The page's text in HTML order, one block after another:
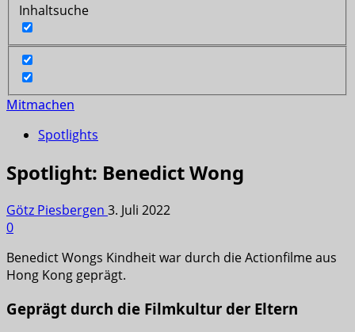
Inhaltsuche
Mitmachen
Spotlights
Spotlight: Benedict Wong
Götz Piesbergen 3. Juli 2022
0
Benedict Wongs Kindheit war durch die Actionfilme aus
Hong Kong geprägt.
Geprägt durch die Filmkultur der Eltern